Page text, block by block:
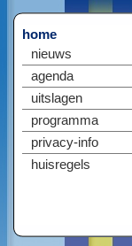
home
nieuws
agenda
uitslagen
programma
privacy-info
huisregels